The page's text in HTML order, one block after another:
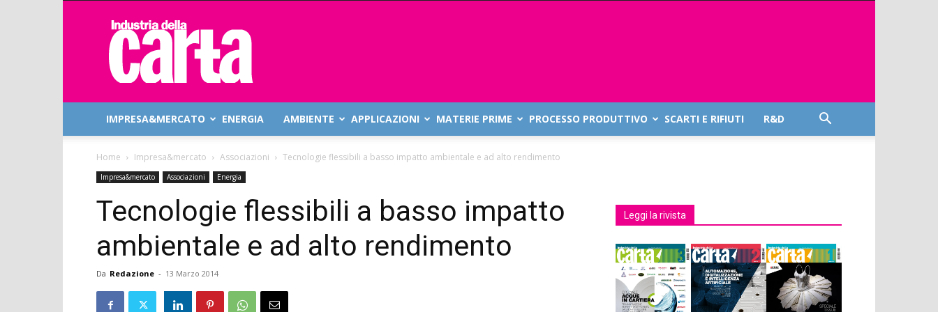
Industria
della
Carta
IMPRESA&MERCATO ENERGIA AMBIENTE APPLICAZIONI MATERIE PRIME PROCESSO PRODUTTIVO SCARTI E RIFIUTI R&D
Home Impresa&mercato Associazioni Tecnologie flessibili a basso impatto ambientale e ad alto rendimento
Impresa&mercato Associazioni Energia
Tecnologie flessibili a basso impatto
ambientale e ad alto rendimento
Da Redazione - 13 Marzo 2014
Leggi la rivista